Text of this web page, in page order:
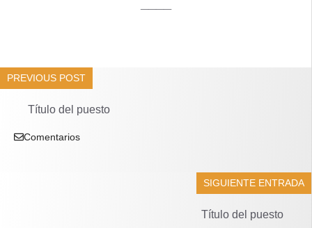
PREVIOUS POST
Título del puesto
Comentarios
SIGUIENTE ENTRADA
Título del puesto